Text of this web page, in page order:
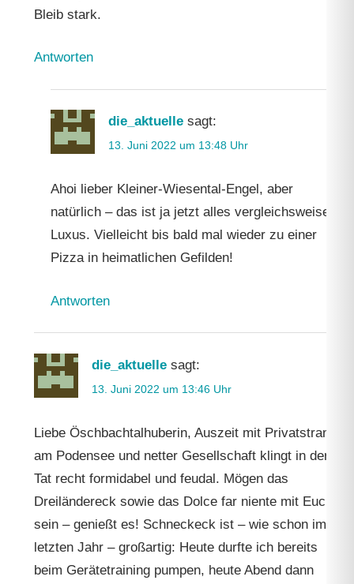
Bleib stark.
Antworten
die_aktuelle sagt:
13. Juni 2022 um 13:48 Uhr
Ahoi lieber Kleiner-Wiesental-Engel, aber
natürlich – das ist ja jetzt alles vergleichsweise
Luxus. Vielleicht bis bald mal wieder zu einer
Pizza in heimatlichen Gefilden!
Antworten
die_aktuelle sagt:
13. Juni 2022 um 13:46 Uhr
Liebe Öschbachtalhuberin, Auszeit mit Privatstrand
am Podensee und netter Gesellschaft klingt in der
Tat recht formidabel und feudal. Mögen das
Dreiländereck sowie das Dolce far niente mit Euch
sein – genießt es! Schneckeck ist – wie schon im
letzten Jahr – großartig: Heute durfte ich bereits
beim Gerätetraining pumpen, heute Abend dann